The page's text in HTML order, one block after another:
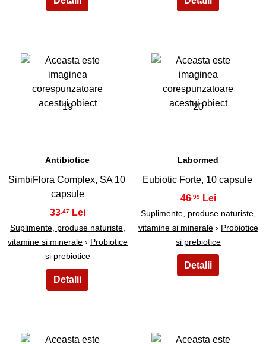
19
Antibiotice
SimbiFlora Complex, SA 10
capsule
33 ,47
Suplimente, produse naturiste,
vitamine si minerale› Probiotice
si prebiotice
20
Labormed
Eubiotic Forte, 10 capsule
46,99
Suplimente, produse naturiste,
vitamine si minerale› Probiotice
si prebiotice